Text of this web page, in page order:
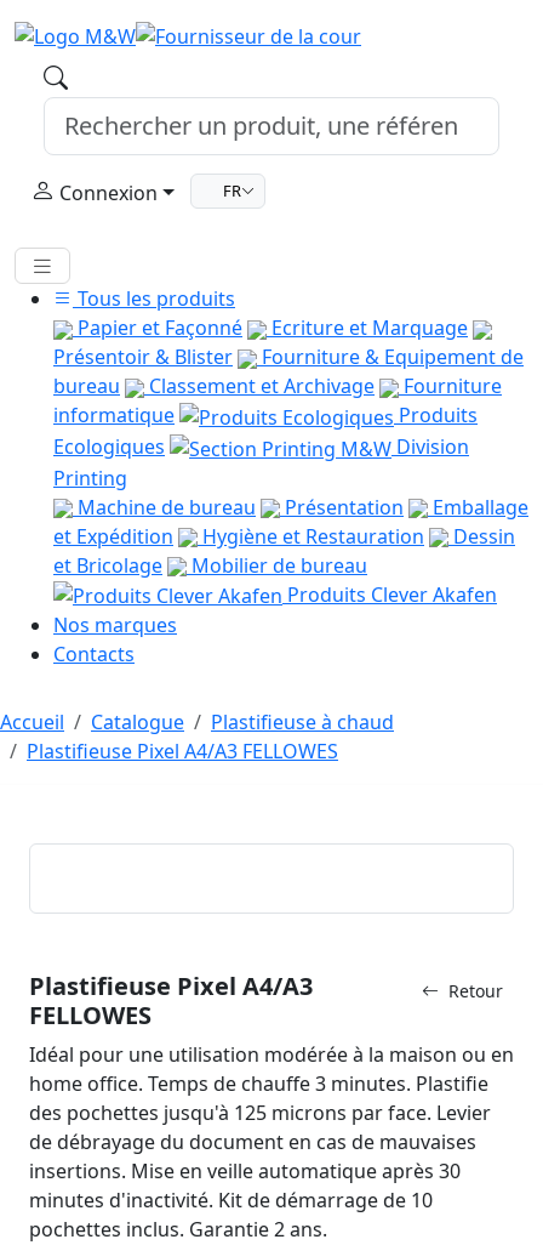
Connexion FR
Tous les produits
Papier et Façonné
Ecriture et Marquage
Présentoir & Blister
Fourniture & Equipement de
bureau
Classement et Archivage
Fourniture
informatique
Produits
Ecologiques
Division
Printing
Machine de bureau
Présentation
Emballage
et Expédition
Hygiène et Restauration
Dessin
et Bricolage
Mobilier de bureau
Produits Clever Akafen
Nos marques
Contacts
Accueil Catalogue
Plastifieuse à chaud
Plastifieuse Pixel A4/A3 FELLOWES
Retour
Plastifieuse Pixel A4/A3
FELLOWES
Idéal pour une utilisation modérée à la maison ou en
home office. Temps de chauffe 3 minutes. Plastifie
des pochettes jusqu'à 125 microns par face. Levier
de débrayage du document en cas de mauvaises
insertions. Mise en veille automatique après 30
minutes d'inactivité. Kit de démarrage de 10
pochettes inclus. Garantie 2 ans.